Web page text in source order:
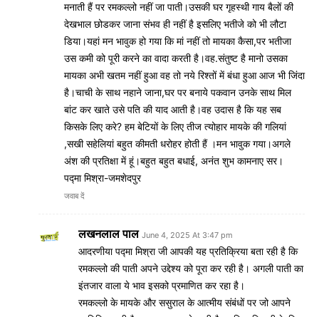
मनाती हैं पर रमकल्लो नहीं जा पाती।उसकी घर गृहस्थी गाय बैलों की
देखभाल छोडकर जाना संभव ही नहीं है इसलिए भतीजे को भी लौटा
डिया।यहां मन भावुक हो गया कि मां नहीं तो मायका कैसा,पर भतीजा
उस कमी को पूरी करने का वादा करती है।वह.संतुष्ट है मानो उसका
मायका अभी खतम नहीं हुआ वह तो नये रिश्तों में बंधा हुआ आज भी जिंदा
है।चाची के साथ नहाने जाना,घर पर बनाये पकवान उनके साथ मिल
बांट कर खाते उसे पति की याद आती है।वह उदास है कि यह सब
किसके लिए करे? हम बेटियों के लिए तीज त्योहार मायके की गलियां
,सखी सहेलियां बहुत कीमती धरोहर होती हैं ।मन भावुक गया।अगले
अंश की प्रतिक्षा में हूं।बहुत बहुत बधाई, अनंत शुभ कामनाए सर।
पद्मा मिश्रा-जमशेदपुर
जवाब दें
लखनलाल पाल June 4, 2025 At 3:47 pm
आदरणीया पद्मा मिश्रा जी आपकी यह प्रतिक्रिया बता रही है कि
रमकल्लो की पाती अपने उद्देश्य को पूरा कर रही है। अगली पाती का
इंतजार वाला ये भाव इसको प्रमाणित कर रहा है।
रमकल्लो के मायके और ससुराल के आत्मीय संबंधों पर जो आपने